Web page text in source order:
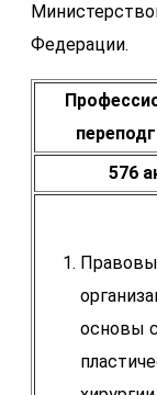
Федерации.
576
основы